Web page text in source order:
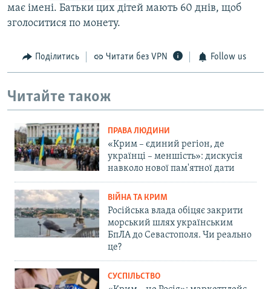
має імені. Батьки цих дітей мають 60 днів, щоб
зголоситися по монету.
Поділитись Читати без VPN Follow us
Читайте також
ПРАВА ЛЮДИНИ
«Крим – єдиний регіон, де
українці – меншість»: дискусія
навколо нової пам'ятної дати
ВІЙНА ТА КРИМ
Російська влада обіцяє закрити
морський шлях українським
БпЛА до Севастополя. Чи реально
це?
СУСПІЛЬСТВО